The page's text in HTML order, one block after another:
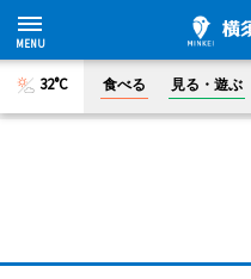
32°C 食べる 見る・遊ぶ